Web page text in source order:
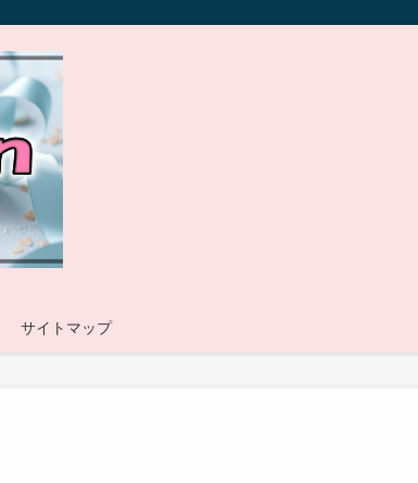
サイトマップ